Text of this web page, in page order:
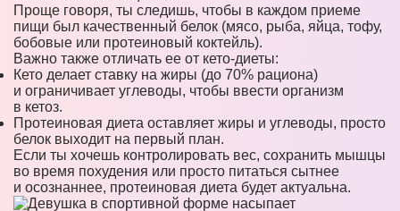
Проще говоря, ты следишь, чтобы в каждом приеме
пищи был качественный белок (мясо, рыба, яйца, тофу,
бобовые или протеиновый коктейль).
Важно также отличать ее от кето-диеты:
Кето делает ставку на жиры (до 70% рациона)
и ограничивает углеводы, чтобы ввести организм
в кетоз.
Протеиновая диета оставляет жиры и углеводы, просто
белок выходит на первый план.
Если ты хочешь контролировать вес, сохранить мышцы
во время похудения или просто питаться сытнее
и осознаннее, протеиновая диета будет актуальна.